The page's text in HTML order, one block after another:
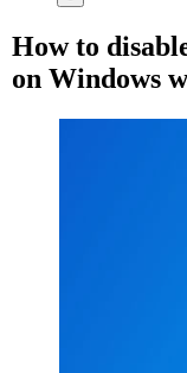
How to
on Windows